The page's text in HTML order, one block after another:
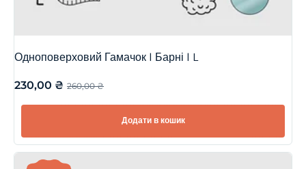
Одноповерховий Гамачок | Барні | L
260,00₴
230,00 ₴
Додати в кошик